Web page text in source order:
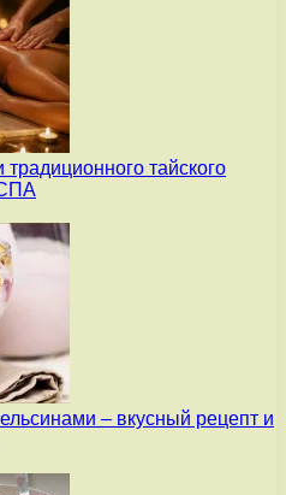
тайского
– вкусный рецепт и